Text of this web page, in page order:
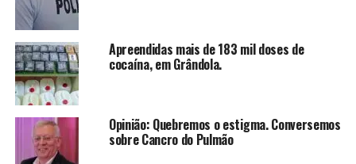
Apreendidas mais de 183 mil doses de
cocaína, em Grândola.
Opinião: Quebremos o estigma. Conversemos
sobre Cancro do Pulmão